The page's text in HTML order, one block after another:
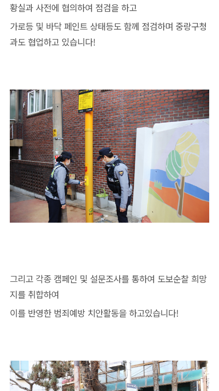
황실과 사전에 협의하여 점검을 하고
가로등 및 바닥 페인트 상태등도 함께 점검하며 중랑구청
과도 협업하고 있습니다!
그리고 각종 캠페인 및 설문조사를 통하여 도보순찰 희망
지를 취합하여
이를 반영한 범죄예방 치안활동을 하고있습니다!